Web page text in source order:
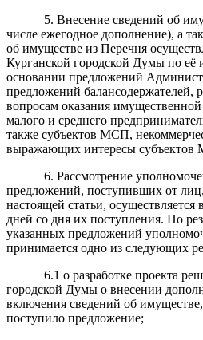
5. Внесение сведений об
числе ежегодное дополнение), а
об имуществе из Перечня
Курганской городской Думы по её
основании предложений
предложений балансодержателей,
вопросам оказания
малого и среднего
также субъектов МСП,
выражающих интересы
6. Рассмотрение
предложений, поступивших от
настоящей статьи,
дней со дня их поступления. По
указанных предложений
принимается одно из следующих
6.1 о разработке проекта
городской Думы о внесении
включения сведений об
поступило предложение;